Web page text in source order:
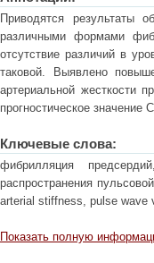
Приводятся результаты
различными формами
отсутствие различий в
таковой. Выявлено
артериальной жесткости
прогностическое значение
Ключевые слова:
фибрилляция
распространения
arterial stiffness, pulse wave
Показать полную